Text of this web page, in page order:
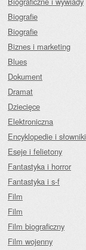
Biografie
Biografie
Biznes i marketing
Blues
Dokument
Dramat
Dziecięce
Elektroniczna
Encyklopedie i słowniki
Eseje i felietony
Fantastyka i horror
Fantastyka i s-f
Film
Film
Film biograficzny
Film wojenny